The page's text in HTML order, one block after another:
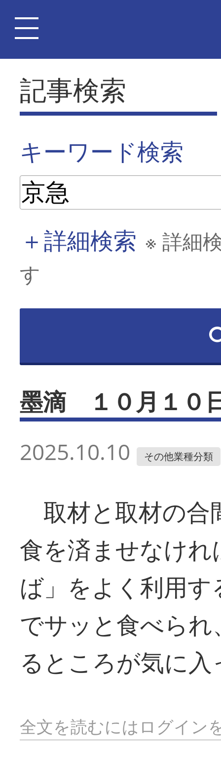
記事検索
キーワード検索
＋詳細検索 ※ 詳細
す
墨滴 １０月１０
2025.10.10 その他業種分類
取材と取材の合
食を済ませなけ
ば」をよく利用
でサッと食べら
るところが気に
全文を読むにはログイン